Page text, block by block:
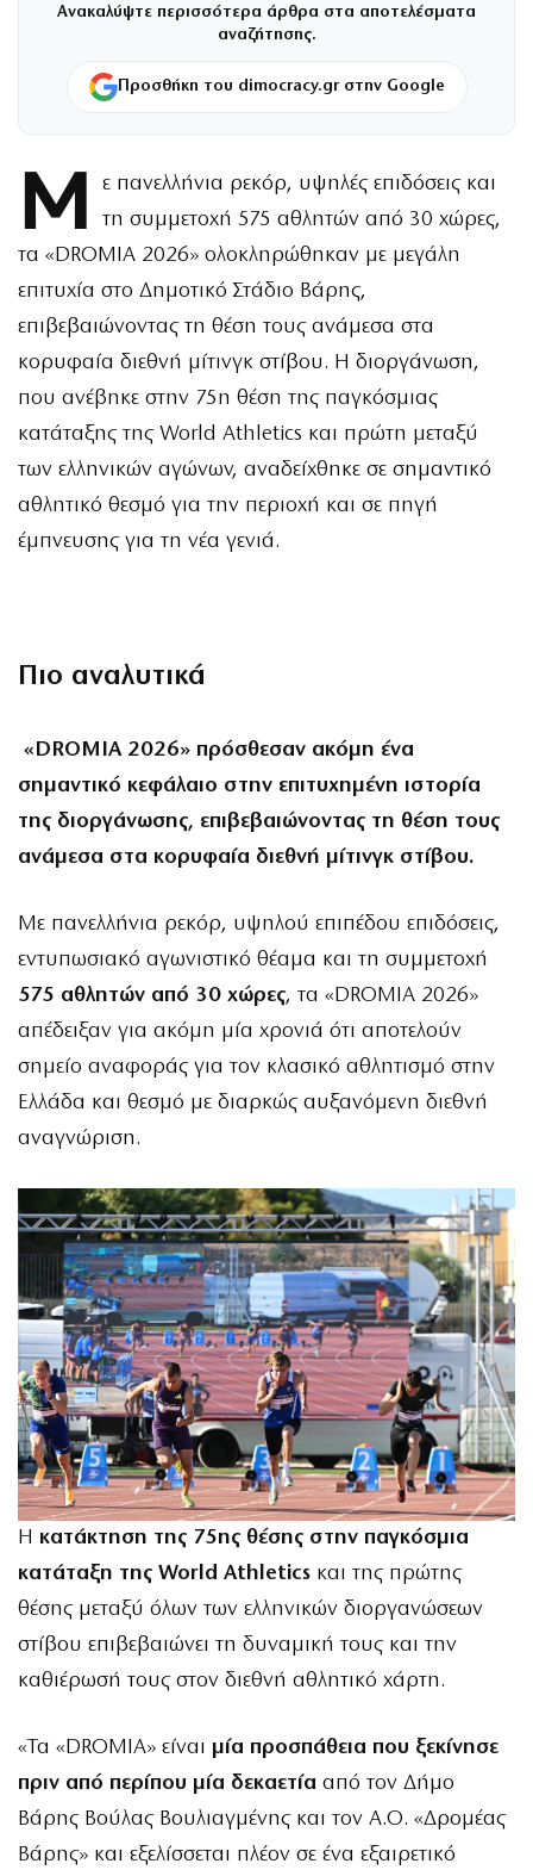
Ανακαλύψτε περισσότερα άρθρα στα αποτελέσματα
αναζήτησης.
Προσθήκη του dimocracy.gr στην Google
Μ
ε πανελλήνια ρεκόρ, υψηλές επιδόσεις και
τη συμμετοχή 575 αθλητών από 30 χώρες,
τα «DROMIA 2026» ολοκληρώθηκαν με μεγάλη
επιτυχία στο Δημοτικό Στάδιο Βάρης,
επιβεβαιώνοντας τη θέση τους ανάμεσα στα
κορυφαία διεθνή μίτινγκ στίβου. Η διοργάνωση,
που ανέβηκε στην 75η θέση της παγκόσμιας
κατάταξης της World Athletics και πρώτη μεταξύ
των ελληνικών αγώνων, αναδείχθηκε σε σημαντικό
αθλητικό θεσμό για την περιοχή και σε πηγή
έμπνευσης για τη νέα γενιά.
Πιο αναλυτικά
«DROMIA 2026» πρόσθεσαν ακόμη ένα
σημαντικό κεφάλαιο στην επιτυχημένη ιστορία
της διοργάνωσης, επιβεβαιώνοντας τη θέση τους
ανάμεσα στα κορυφαία διεθνή μίτινγκ στίβου.
Με πανελλήνια ρεκόρ, υψηλού επιπέδου επιδόσεις,
εντυπωσιακό αγωνιστικό θέαμα και τη συμμετοχή
575 αθλητών από 30 χώρες, τα «DROMIA 2026»
απέδειξαν για ακόμη μία χρονιά ότι αποτελούν
σημείο αναφοράς για τον κλασικό αθλητισμό στην
Ελλάδα και θεσμό με διαρκώς αυξανόμενη διεθνή
αναγνώριση.
Η κατάκτηση της 75ης θέσης στην παγκόσμια
κατάταξη της World Athletics και της πρώτης
θέσης μεταξύ όλων των ελληνικών διοργανώσεων
στίβου επιβεβαιώνει τη δυναμική τους και την
καθιέρωσή τους στον διεθνή αθλητικό χάρτη.
«Τα «DROMIA» είναι μία προσπάθεια που ξεκίνησε
πριν από περίπου μία δεκαετία από τον Δήμο
Βάρης Βούλας Βουλιαγμένης και τον Α.Ο. «Δρομέας
Βάρης» και εξελίσσεται πλέον σε ένα εξαιρετικό